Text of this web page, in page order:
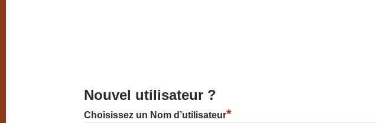
Nouvel utilisateur ?
Choisissez un Nom d’utilisateur*